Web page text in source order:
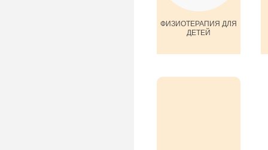
ФИЗИОТЕРАПИЯ ДЛЯ
ДЕТЕЙ